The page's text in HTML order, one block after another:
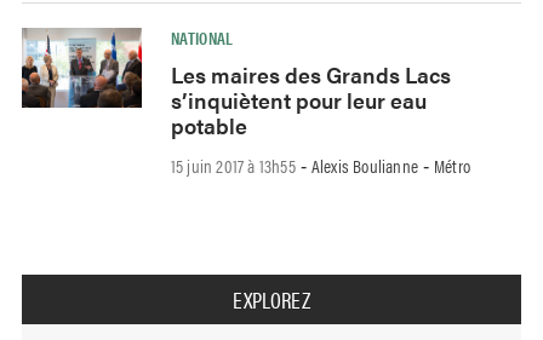
NATIONAL
Les maires des Grands Lacs
s’inquiètent pour leur eau
potable
15 juin 2017 à 13h55- Alexis Boulianne - Métro
EXPLOREZ